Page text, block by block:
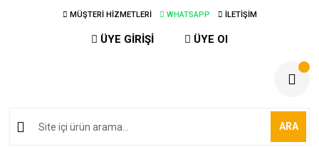
MÜŞTERİ HİZMETLERİ WHATSAPP İLETİŞİM
ÜYE GİRİŞİ ÜYE Ol
ARA